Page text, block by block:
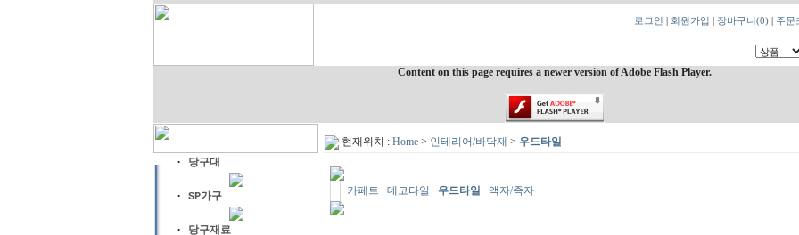
로그인 회원가입 장바구니 (0) 주문
Content on this page requires a newer version of Adobe Flash Player.
· 당구대
· SP가구
· 당구재료
현재위치 : Home > 인테리어/바닥재 > 우드타일
카페트 데코타일 우드타일 액자/족자